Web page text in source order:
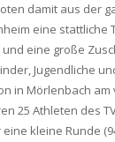
damit aus der
eine stattliche
eine große
Jugendliche
in Mörlenbach
25 Athleten des
eine kleine Runde